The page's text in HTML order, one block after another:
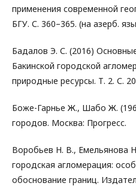
применения современной
БГУ. С. 360–365. (на азерб.
Бадалов Э. С. (2016)
Бакинской городской
природные ресурсы. Т. 2. С.
Боже-Гарнье Ж., Шабо Ж.
городов. Москва: Прогресс.
Воробьев Н. В., Емельянова
городская агломерация:
обоснование границ.